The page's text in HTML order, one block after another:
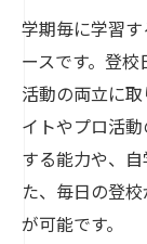
学期毎に学習
ースです。登
活動の両立に
イトやプロ活
する能力や、
た、毎日の登
が可能です。